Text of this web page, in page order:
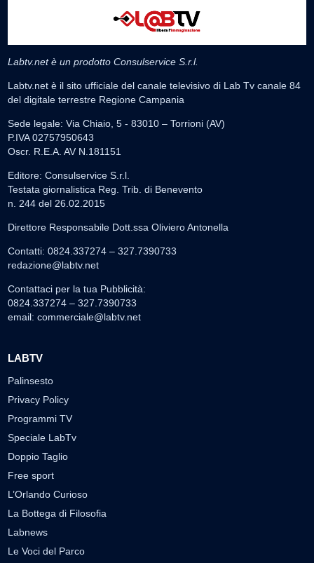
Labtv.net è un prodotto Consulservice S.r.l.
Labtv.net è il sito ufficiale del canale televisivo di Lab Tv canale 84
del digitale terrestre Regione Campania
Sede legale: Via Chiaio, 5 - 83010 – Torrioni (AV)
P.IVA 02757950643
Oscr. R.E.A. AV N.181151
Editore: Consulservice S.r.l.
Testata giornalistica Reg. Trib. di Benevento
n. 244 del 26.02.2015
Direttore Responsabile Dott.ssa Oliviero Antonella
Contatti: 0824.337274 – 327.7390733
redazione@labtv.net
Contattaci per la tua Pubblicità:
0824.337274 – 327.7390733
email: commerciale@labtv.net
LABTV
Palinsesto
Privacy Policy
Programmi TV
Speciale LabTv
Doppio Taglio
Free sport
L’Orlando Curioso
La Bottega di Filosofia
Labnews
Le Voci del Parco